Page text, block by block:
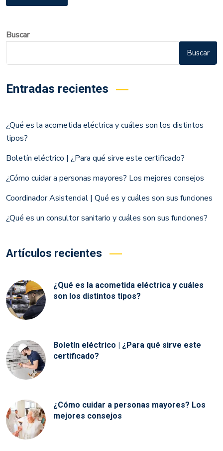
Buscar
Buscar
Entradas recientes
¿Qué es la acometida eléctrica y cuáles son los distintos
tipos?
Boletín eléctrico | ¿Para qué sirve este certificado?
¿Cómo cuidar a personas mayores? Los mejores consejos
Coordinador Asistencial | Qué es y cuáles son sus funciones
¿Qué es un consultor sanitario y cuáles son sus funciones?
Artículos recientes
¿Qué es la acometida eléctrica y cuáles
son los distintos tipos?
Boletín eléctrico | ¿Para qué sirve este
certificado?
¿Cómo cuidar a personas mayores? Los
mejores consejos